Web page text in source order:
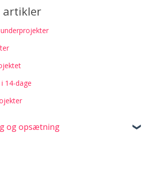
artikler
14-dage
og opsætning